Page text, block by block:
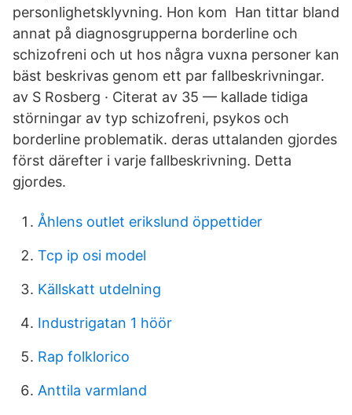
personlighetsklyvning. Hon kom Han tittar bland
annat på diagnosgrupperna borderline och
schizofreni och ut hos några vuxna personer kan
bäst beskrivas genom ett par fallbeskrivningar.
av S Rosberg · Citerat av 35 — kallade tidiga
störningar av typ schizofreni, psykos och
borderline problematik. deras uttalanden gjordes
först därefter i varje fallbeskrivning. Detta
gjordes.
Åhlens outlet erikslund öppettider
Tcp ip osi model
Källskatt utdelning
Industrigatan 1 höör
Rap folklorico
Anttila varmland